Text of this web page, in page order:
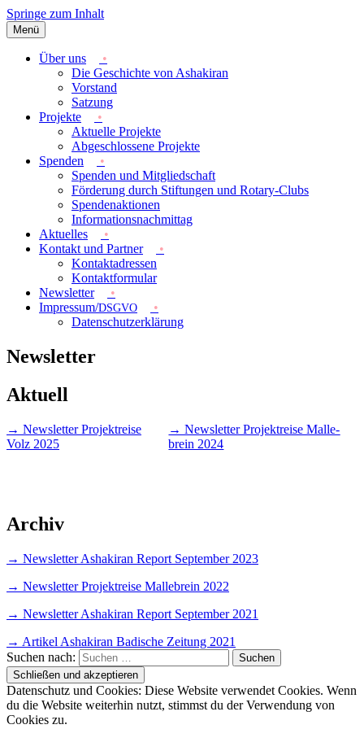
Springe zum Inhalt
Förderverein Ashakiran e.V.
Strahlen der Hoffnung
Menü
Über uns
Die Geschichte von Ashakiran
Vorstand
Satzung
Projekte
Aktuelle Projekte
Abgeschlossene Projekte
Spenden
Spenden und Mitgliedschaft
Förderung durch Stiftungen und Rotary-Clubs
Spendenaktionen
Informationsnachmittag
Aktuelles
Kontakt und Partner
Kontaktadressen
Kontaktformular
Newsletter
Impressum/DSGVO
Datenschutzerklärung
Newsletter
Aktuell
→ News­let­ter Pro­jekt­rei­se
Volz 2025
→ News­let­ter Pro­jekt­rei­se Mal­le­
brein 2024
Archiv
→ News­let­ter Asha­ki­ran Report Sep­tem­ber 2023
→ News­let­ter Pro­jekt­rei­se Mal­le­brein 2022
→ News­let­ter Asha­ki­ran Report Sep­tem­ber 2021
→ Arti­kel Asha­ki­ran Badi­sche Zei­tung 2021
Suchen nach:
Datenschutz und Cookies: Diese Website verwendet Cookies. Wenn
du die Website weiterhin nutzt, stimmst du der Verwendung von
Cookies zu.